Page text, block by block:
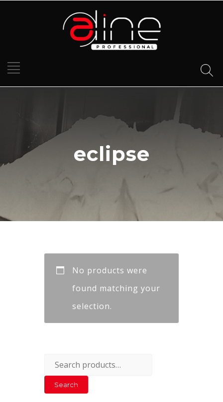
eclipse
No products were
found matching your
selection.
Search
for:
Search